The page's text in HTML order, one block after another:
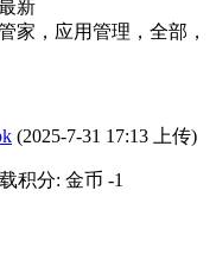
新
家，应用管理，全部，
(2025-7-31 17:13 上传)
积分: 金币 -1